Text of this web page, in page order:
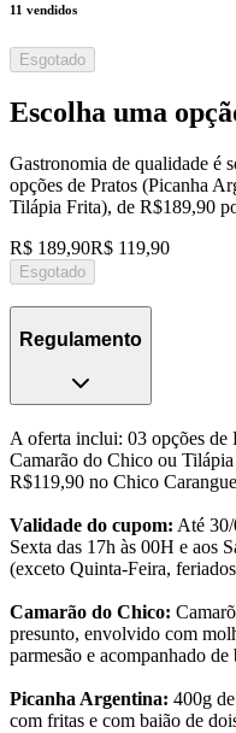
11 vendidos
Esgotado
Escolha uma
Gastronomia de qualidade é
opções de Pratos (Picanha
Tilápia Frita), de R$189,90
R$ 189,90R$ 119,90
Esgotado
Regulamento
A oferta inclui: 03 opções de
Camarão do Chico ou
R$119,90 no Chico
Validade do cupom: Até
Sexta das 17h às 00H e aos
(exceto Quinta-Feira,
Camarão do Chico:
presunto, envolvido com
parmesão e acompanhado de
Picanha Argentina: 400g
com fritas e com baião de